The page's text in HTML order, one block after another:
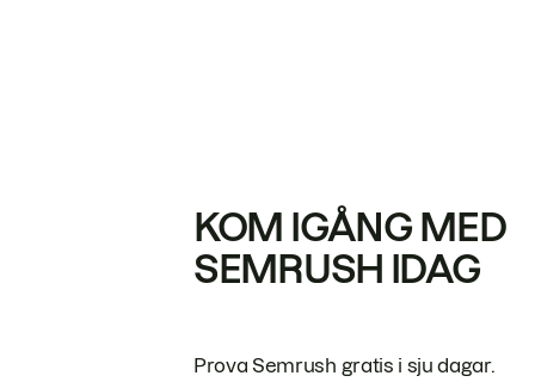
KOM IGÅNG MED
SEMRUSH IDAG
Prova Semrush gratis i sju dagar.